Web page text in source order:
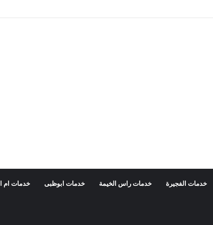
خدمات الفجيرة خدمات راس الخيمة خدمات ابوظبى خدمات ام